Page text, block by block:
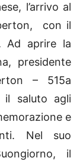
l’arrivo al
con il
Ad aprire la
presidente
– 515a
il saluto agli
e
Nel suo
il